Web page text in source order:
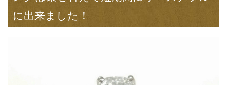
に出来ました！